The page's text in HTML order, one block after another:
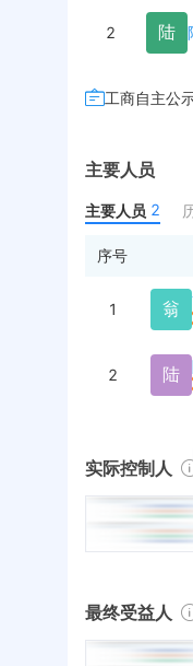
2 陆
工商自主公
主要人员
主要人员 2
序号
1 翁
2 陆
实际控制人
最终受益人